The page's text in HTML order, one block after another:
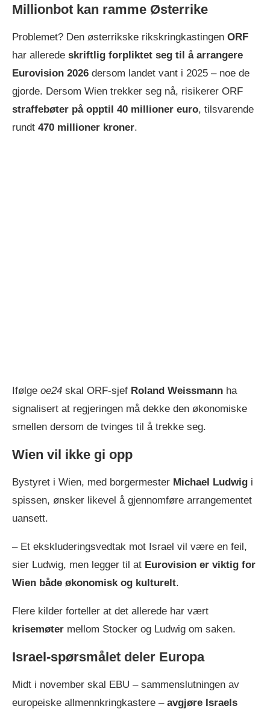
Millionbot kan ramme Østerrike
Problemet? Den østerrikske rikskringkastingen ORF
har allerede skriftlig forpliktet seg til å arrangere
Eurovision 2026 dersom landet vant i 2025 – noe de
gjorde. Dersom Wien trekker seg nå, risikerer ORF
straffebøter på opptil 40 millioner euro, tilsvarende
rundt 470 millioner kroner.
Ifølge oe24 skal ORF-sjef Roland Weissmann ha
signalisert at regjeringen må dekke den økonomiske
smellen dersom de tvinges til å trekke seg.
Wien vil ikke gi opp
Bystyret i Wien, med borgermester Michael Ludwig i
spissen, ønsker likevel å gjennomføre arrangementet
uansett.
– Et ekskluderingsvedtak mot Israel vil være en feil,
sier Ludwig, men legger til at Eurovision er viktig for
Wien både økonomisk og kulturelt.
Flere kilder forteller at det allerede har vært
krisemøter mellom Stocker og Ludwig om saken.
Israel-spørsmålet deler Europa
Midt i november skal EBU – sammenslutningen av
europeiske allmennkringkastere – avgjøre Israels